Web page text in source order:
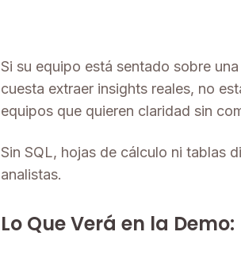
Si su equipo está sentado sobre
cuesta extraer insights reales, no
equipos que quieren claridad sin
Sin SQL, hojas de cálculo ni tablas
analistas.
Lo Que Verá en la Demo: